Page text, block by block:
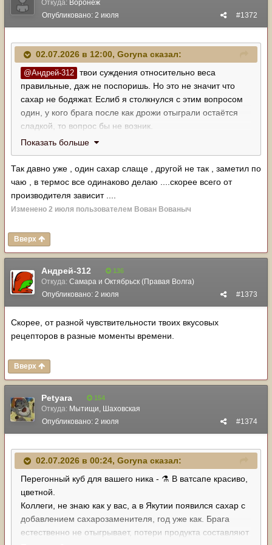
Откуда: Воронеж
#1372
Опубликовано: 2 июля
02.07.2026 в 12:00, Goryna сказал:
@Андрей-312
твои суждения относительно веса
правильные, даж не поспоришь. Но это не значит что
сахар не бодяжат. Еслиб я столкнулся с этим вопросом
один, у кого брага после как дрожи отыграли остаётся
сладкой, то вопрос бы не возник.
Ещё раз спрошу - есть ли способ как оперативно можно
проверить содержание сахара? Может какая бумажка
лакмусовая имеется на это дело?
Показать больше
Так давно уже , один сахар слаще , другой не так , заметил по
чаю , в термос все одинаково делаю ....скорее всего от
производителя зависит ....
Изменено 2 июля пользователем Вован Вованыч
Вверх
Андрей-312 136
Откуда: Самара и Октябрьск (Правая Волга)
#1373
Опубликовано: 2 июля
Скорее, от разной чувствительности твоих вкусовых
рецепторов в разные моменты времени.
Вверх
Petyara 154
Откуда: Мытищи, Шаховская
#1374
Опубликовано: 2 июля
02.07.2026 в 00:24, Goryna сказал:
Перегонный куб для вашего ника - ⚗ В ватсапе красиво,
цветной.
Коллеги, не знаю как у вас, а в Якутии появился сахар с
добавлением сахарозаменителя, год уже как. Брага
естественно не отыгрывает, потери продукта составляют